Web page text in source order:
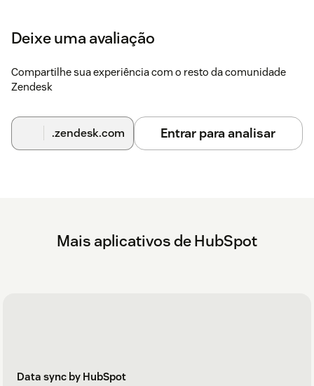
Deixe uma avaliação
Compartilhe sua experiência com o resto da comunidade
Zendesk
.zendesk.com Entrar para analisar
Mais aplicativos de HubSpot
Data sync by HubSpot